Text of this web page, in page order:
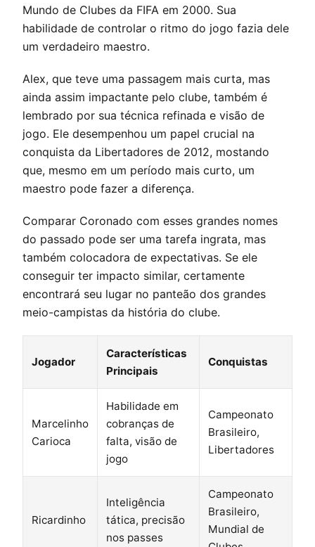
Mundo de Clubes da FIFA em 2000. Sua
habilidade de controlar o ritmo do jogo fazia dele
um verdadeiro maestro.
Alex, que teve uma passagem mais curta, mas
ainda assim impactante pelo clube, também é
lembrado por sua técnica refinada e visão de
jogo. Ele desempenhou um papel crucial na
conquista da Libertadores de 2012, mostando
que, mesmo em um período mais curto, um
maestro pode fazer a diferença.
Comparar Coronado com esses grandes nomes
do passado pode ser uma tarefa ingrata, mas
também colocadora de expectativas. Se ele
conseguir ter impacto similar, certamente
encontrará seu lugar no panteão dos grandes
meio-campistas da história do clube.
Jogador
Características
Principais
Conquistas
Marcelinho
Carioca
Habilidade em
cobranças de
falta, visão de
jogo
Campeonato
Brasileiro,
Libertadores
Ricardinho
Inteligência
tática, precisão
nos passes
Campeonato
Brasileiro,
Mundial de